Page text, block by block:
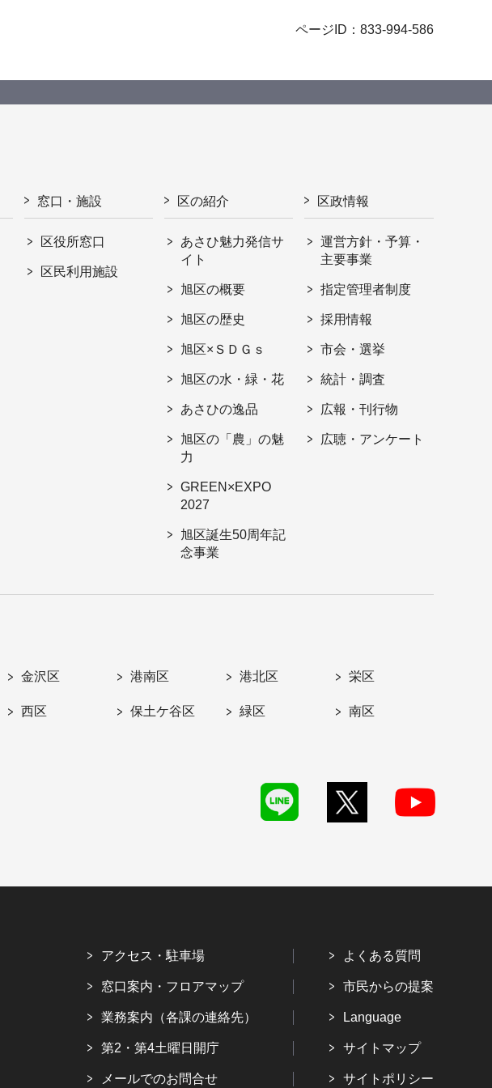
ページID：833-994-586
窓口・施設
区役所窓口
区民利用施設
区の紹介
あさひ魅力発信サ
イト
旭区の概要
旭区の歴史
旭区×ＳＤＧｓ
旭区の水・緑・花
あさひの逸品
旭区の「農」の魅
力
GREEN×EXPO
2027
旭区誕生50周年記
念事業
区政情報
運営方針・予算・
主要事業
指定管理者制度
採用情報
市会・選挙
統計・調査
広報・刊行物
広聴・アンケート
金沢区 港南区 港北区 栄区
西区 保土ケ谷区 緑区 南区
アクセス・駐車場
窓口案内・フロアマップ
業務案内（各課の連絡先）
第2・第4土曜日開庁
メールでのお問合せ
よくある質問
市民からの提案
Language
サイトマップ
サイトポリシー